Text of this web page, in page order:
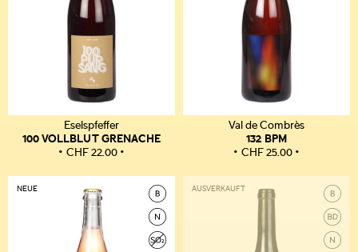
Eselspfeffer
100 VOLLBLUT GRENACHE
CHF22.00
Val de Combrès
132 BPM
CHF25.00
NEUE AUSVERKAUFT